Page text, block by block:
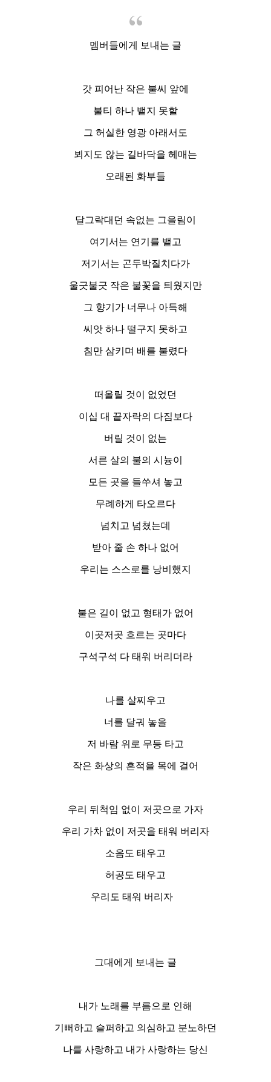
멤버들에게 보내는 글
갓 피어난 작은 불씨 앞에
불티 하나 뱉지 못할
그 허실한 영광 아래서도
뵈지도 않는 길바닥을 헤매는
오래된 화부들
달그락대던 속없는 그을림이
여기서는 연기를 뱉고
저기서는 곤두박질치다가
울긋불긋 작은 불꽃을 틔웠지만
그 향기가 너무나 아득해
씨앗 하나 떨구지 못하고
침만 삼키며 배를 불렸다
떠올릴 것이 없었던
이십 대 끝자락의 다짐보다
버릴 것이 없는
서른 살의 불의 시늉이
모든 곳을 들쑤셔 놓고
무례하게 타오르다
넘치고 넘쳤는데
받아 줄 손 하나 없어
우리는 스스로를 낭비했지
불은 길이 없고 형태가 없어
이곳저곳 흐르는 곳마다
구석구석 다 태워 버리더라
나를 살찌우고
너를 달궈 놓을
저 바람 위로 무등 타고
작은 화상의 흔적을 목에 걸어
우리 뒤척임 없이 저곳으로 가자
우리 가차 없이 저곳을 태워 버리자
소음도 태우고
허공도 태우고
우리도 태워 버리자
그대에게 보내는 글
내가 노래를 부름으로 인해
기뻐하고 슬퍼하고 의심하고 분노하던
나를 사랑하고 내가 사랑하는 당신